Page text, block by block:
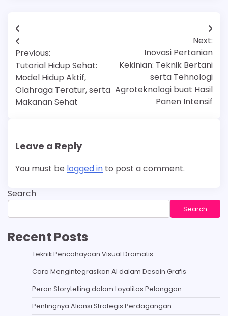
Post
navigation
Previous:
Tutorial Hidup Sehat:
Model Hidup Aktif,
Olahraga Teratur, serta
Makanan Sehat
Next:
Inovasi Pertanian
Kekinian: Teknik Bertani
serta Tehnologi
Agroteknologi buat Hasil
Panen Intensif
Leave a Reply
You must be logged in to post a comment.
Search
Search
Recent Posts
Teknik Pencahayaan Visual Dramatis
Cara Mengintegrasikan AI dalam Desain Grafis
Peran Storytelling dalam Loyalitas Pelanggan
Pentingnya Aliansi Strategis Perdagangan